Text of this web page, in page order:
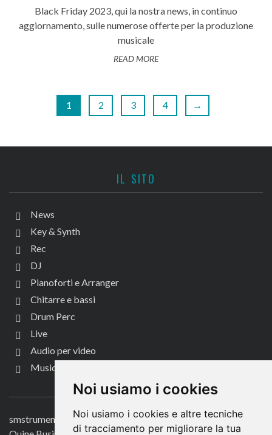
Noi usiamo i cookies
Noi usiamo i cookies e altre tecniche
di tracciamento per migliorare la tua
Black Friday 2023, qui la nostra news, in continuo
aggiornamento, sulle numerose offerte per la produzione
musicale
READ MORE
1 2 3 4 →
IL SITO
News
Key & Synth
Rec
DJ
Pianoforti e Arranger
Chitarre e bassi
Drum Perc
Live
Audio per video
Music Life
CONTATTACI
smstrumentimusicali.it